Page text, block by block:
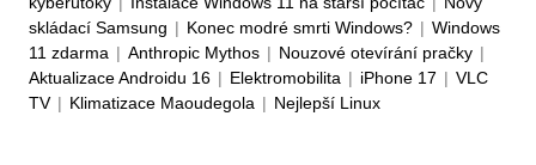
skládací Samsung | Konec modré smrti Windows? | Windows
11 zdarma | Anthropic Mythos | Nouzové otevírání pračky |
Aktualizace Androidu 16 | Elektromobilita | iPhone 17 | VLC
TV | Klimatizace Maoudegola | Nejlepší Linux